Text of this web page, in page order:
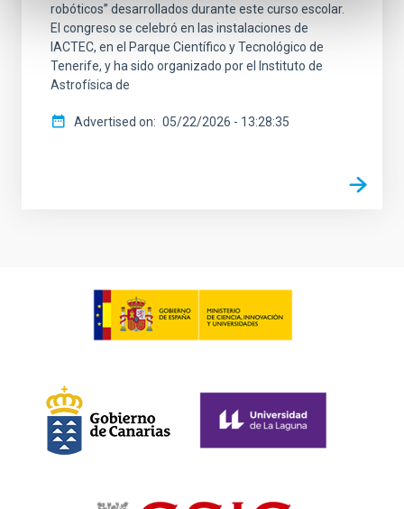
robóticos” desarrollados durante este curso escolar.
El congreso se celebró en las instalaciones de
IACTEC, en el Parque Científico y Tecnológico de
Tenerife, y ha sido organizado por el Instituto de
Astrofísica de
Advertised on 05/22/2026 - 13:28:35